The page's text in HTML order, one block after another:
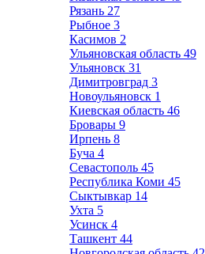
Рязань 27
Рыбное 3
Касимов 2
Ульяновская область 49
Ульяновск 31
Димитровград 3
Новоульяновск 1
Киевская область 46
Бровары 9
Ирпень 8
Буча 4
Севастополь 45
Республика Коми 45
Сыктывкар 14
Ухта 5
Усинск 4
Ташкент 44